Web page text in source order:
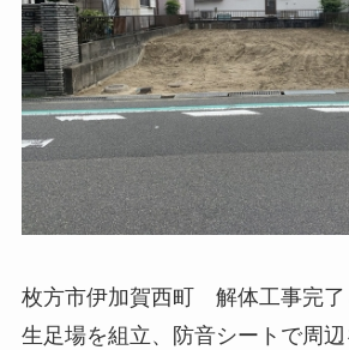
枚方市伊加賀西町 解体工事完
生足場を組立、防音シートで周